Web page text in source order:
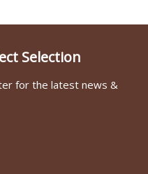
Selection
for the latest news &